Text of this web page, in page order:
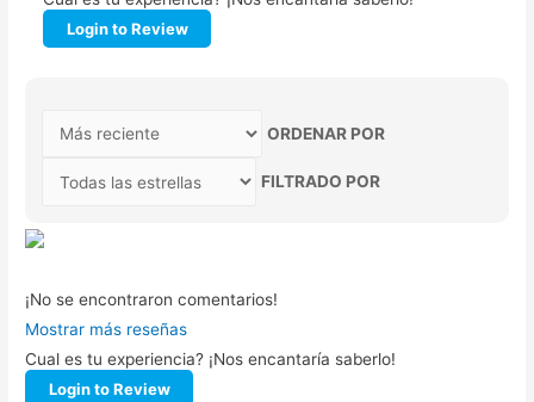
Login to Review
ORDENAR POR
FILTRADO POR
¡No se encontraron comentarios!
Mostrar más reseñas
Cual es tu experiencia? ¡Nos encantaría saberlo!
Login to Review